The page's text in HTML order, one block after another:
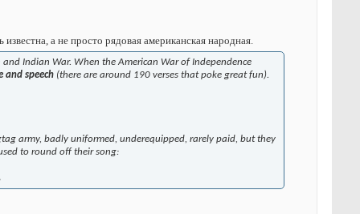
а не просто рядовая американская народная.
Indian War. When the American War of Independence
speech (there are around 190 verses that poke great fun).
army, badly uniformed, underequipped, rarely paid, but they
to round off their song: